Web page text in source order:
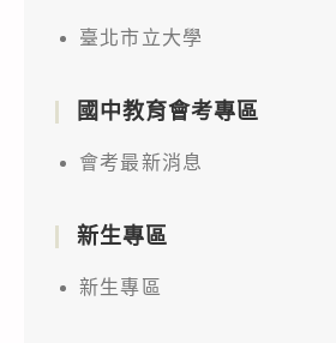
臺北市立大學
國中教育會考專區
會考最新消息
新生專區
新生專區